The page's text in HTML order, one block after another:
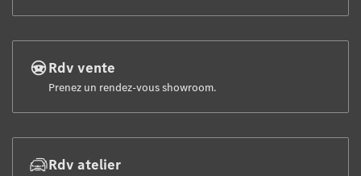
Rdv vente
Prenez un rendez-vous showroom.
Rdv atelier